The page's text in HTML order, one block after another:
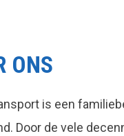
ONS
is een
Door de vele